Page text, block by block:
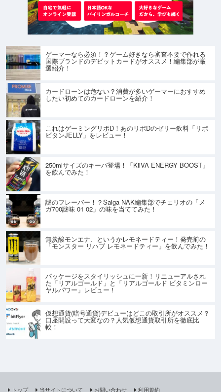
ゲーマーなら必須！？ゲーム好きなら審査不要で作れる
国際ブランドのデビットカードがオススメ！編集部が厳
選紹介！
カードローンは危ない？消費が多いゲーマーにおすすめ
したい初めてのカードローンを紹介！
これはゲーミングリポD！あのリポDのゼリー飲料「リポ
ビタンJELLY」をレビュー！
250mlサイズのキーバ登場！「KiiVA ENERGY BOOST」
を飲んでみた！
謎のフレーバー！？Saiga NAK編集部でチェリオの「メ
ガ700謎味 01 02」の味を当ててみた！
無炭酸モンエナ、というかレモネードティー！発売前の
「モンスター リハブ レモネードティー」を飲んでみた！
パッケージをスタイリッシュに一新！リニューアルされ
た「リアルゴールド」と「リアルゴールド ビタミンロー
ヤルパワー」レビュー！
仮想通貨(暗号通貨)デビューはどこの取引所がオススメ？
口座開設って大変なの？人気仮想通貨取引所を徹底比
較！
トップ 当サイトについて お問い合わせ 利用規約